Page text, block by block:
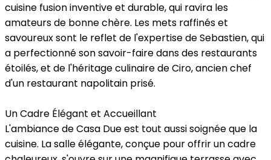
cuisine fusion inventive et durable, qui ravira les
amateurs de bonne chère. Les mets raffinés et
savoureux sont le reflet de l'expertise de Sebastien, qui
a perfectionné son savoir-faire dans des restaurants
étoilés, et de l'héritage culinaire de Ciro, ancien chef
d'un restaurant napolitain prisé.
Un Cadre Élégant et Accueillant
L'ambiance de Casa Due est tout aussi soignée que la
cuisine. La salle élégante, conçue pour offrir un cadre